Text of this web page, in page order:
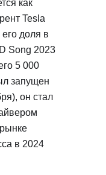
как
Tesla
доля в
Song 2023
5 000
запущен
он стал
в 2024